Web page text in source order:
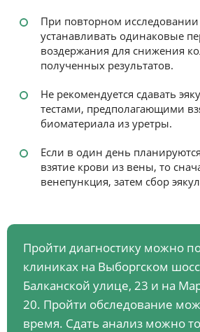
При повторном
устанавливать одинаковые
воздержания для снижения
полученных результатов.
Не рекомендуется сдавать
тестами, предполагающими
биоматериала из уретры.
Если в один день
взятие крови из вены, то
венепункция, затем сбор
Пройти диагностику можно
клиниках на Выборгском
Балканской улице, 23 и на
20. Пройти обследование
время. Сдать анализ можно